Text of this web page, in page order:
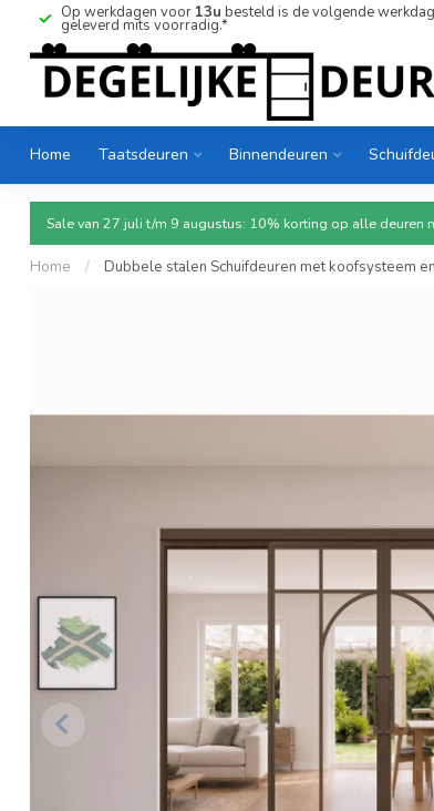
Op werkdagen voor 13u besteld is de volgende werkdag
geleverd mits voorradig.*
Home Taatsdeuren Binnendeuren
Sale van 27 juli t/m 9 augustus: 10% korting op alle deuren
Home / Dubbele stalen Schuifdeuren met koofsysteem